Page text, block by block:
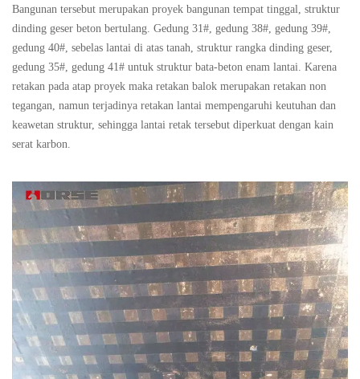
Bangunan tersebut merupakan proyek bangunan tempat tinggal, struktur
dinding geser beton bertulang. Gedung 31#, gedung 38#, gedung 39#,
gedung 40#, sebelas lantai di atas tanah, struktur rangka dinding geser,
gedung 35#, gedung 41# untuk struktur bata-beton enam lantai. Karena
retakan pada atap proyek maka retakan balok merupakan retakan non
tegangan, namun terjadinya retakan lantai mempengaruhi keutuhan dan
keawetan struktur, sehingga lantai retak tersebut diperkuat dengan kain
serat karbon.